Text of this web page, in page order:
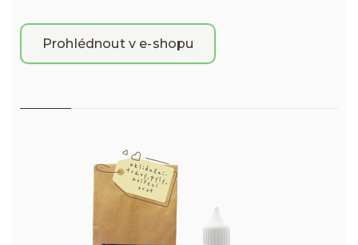
Prohlédnout v e-shopu